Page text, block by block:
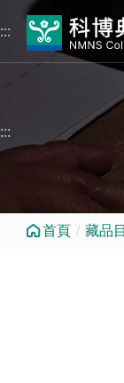
跳到中央內容區塊
:::
:::
首頁 藏品